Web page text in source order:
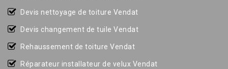
Devis nettoyage de toiture Vendat
Devis changement de tuile Vendat
Rehaussement de toiture Vendat
Réparateur installateur de velux Vendat